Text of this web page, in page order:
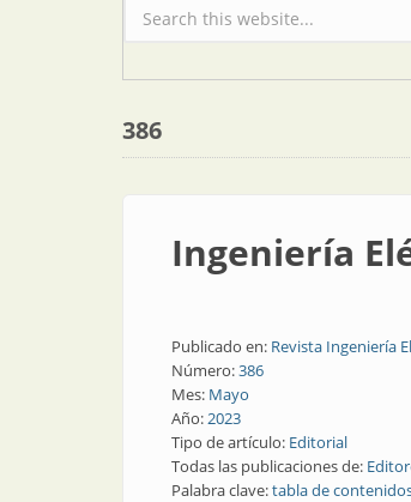
Formulario de búsqueda
386
Ingeniería
Publicado en: Revista Ingeniería
Número:386
Mes: Mayo
Año:2023
Tipo de artículo: Editorial
Todas las publicaciones de:
Palabra clave:tabla de